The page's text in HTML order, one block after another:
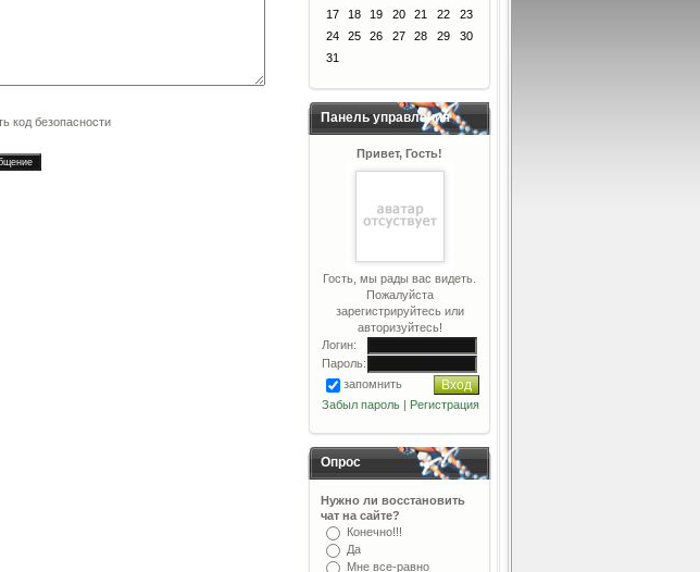
17
18 19 20 21 22
23
24
25 26 27 28 29
30
31
Панель управления
Привет, Гость!
Гость, мы рады вас видеть.
Пожалуйста
зарегистрируйтесь или
авторизуйтесь!
Логин:
Пароль:
запомнить
Забыл пароль | Регистрация
Опрос
Нужно ли восстановить
чат на сайте?
Конечно!!!
Да
Мне все-равно